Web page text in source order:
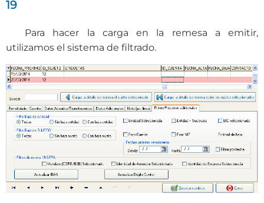
19
Para hacer la carga en la remesa a emitir,
utilizamos el sistema de filtrado.